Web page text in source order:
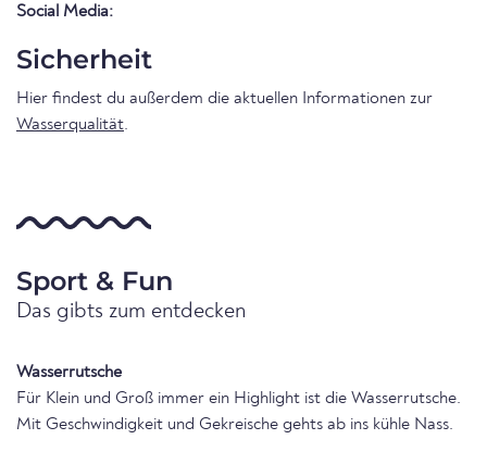
Social Media:
Sicherheit
Hier findest du außerdem die aktuellen Informationen zur
Wasserqualität.
Sport & Fun
Das gibts zum entdecken
Wasserrutsche
Für Klein und Groß immer ein Highlight ist die Wasserrutsche.
Mit Geschwindigkeit und Gekreische gehts ab ins kühle Nass.